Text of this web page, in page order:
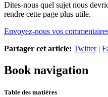
Dites-nous quel sujet nous
rendre cette page plus utile.
Envoyez-nous vos
Partager cet article: Twitter|
Book navigation
Table des matières